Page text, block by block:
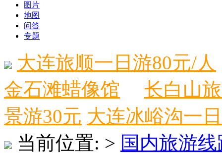
图片
地图
问答
专题
大连旅顺一日游80元/人
金石滩蜡像馆
长白山
景游30元 大连冰峪沟一
当前位置: > 国内旅游线